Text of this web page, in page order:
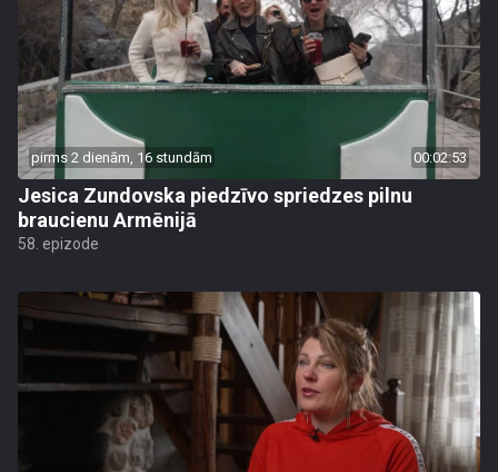
pirms 2 dienām, 16 stundām 00:02:53
Jesica Zundovska piedzīvo spriedzes pilnu
braucienu Armēnijā
58. epizode